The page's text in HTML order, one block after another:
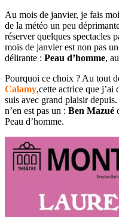
Au mois de janvier, je fais
de la météo un peu
réserver quelques spectacles
mois de janvier est non pas
délirante : Peau d’homme, au
Pourquoi ce choix ? Au tout
Calamy,cette actrice que j’ai
suis avec grand plaisir
n’en est pas un : Ben Mazué
Peau d’homme.